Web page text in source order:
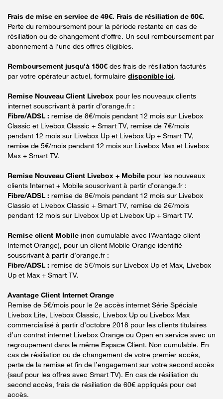
Frais de mise en service de 49€. Frais de résiliation de 60€.
Perte du remboursement pour la période restante en cas de
résiliation ou de changement d'offre. Un seul remboursement par
abonnement à l’une des offres éligibles.
Remboursement jusqu’à 150€ des frais de résiliation facturés
par votre opérateur actuel, formulaire disponible ici.
Remise Nouveau Client Livebox pour les nouveaux clients
internet souscrivant à partir d’orange.fr :
Fibre/ADSL : remise de 8€/mois pendant 12 mois sur Livebox
Classic et Livebox Classic + Smart TV, remise de 7€/mois
pendant 12 mois sur Livebox Up et Livebox Up + Smart TV,
remise de 5€/mois pendant 12 mois sur Livebox Max et Livebox
Max + Smart TV.
Remise Nouveau Client Livebox + Mobile pour les nouveaux
clients Internet + Mobile souscrivant à partir d’orange.fr :
Fibre/ADSL : remise de 8€/mois pendant 12 mois sur Livebox
Classic et Livebox Classic + Smart TV, remise de 2€/mois
pendant 12 mois sur Livebox Up et Livebox Up + Smart TV.
Remise client Mobile (non cumulable avec l’Avantage client
Internet Orange), pour un client Mobile Orange identifié
souscrivant à partir d’orange.fr :
Fibre/ADSL : remise de 5€/mois sur Livebox Up et Max, Livebox
Up et Max + Smart TV.
Avantage Client Internet Orange
Remise de 5€/mois pour le 2e accès internet Série Spéciale
Livebox Lite, Livebox Classic, Livebox Up ou Livebox Max
commercialisé à partir d’octobre 2018 pour les clients titulaires
d’un contrat internet Livebox Orange ou Open en service avec un
regroupement dans le même Espace Client. Non cumulable. En
cas de résiliation ou de changement de votre premier accès,
perte de la remise et fin de l’engagement sur votre second accès
(sauf pour les offres avec Smart TV). En cas de résiliation du
second accès, frais de résiliation de 60€ appliqués pour cet
accès.